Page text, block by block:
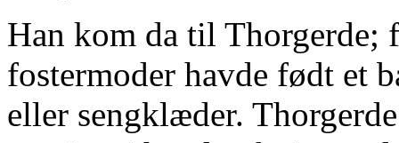
Han kom da til Thorgerde;
fostermoder havde født et
eller sengklæder.